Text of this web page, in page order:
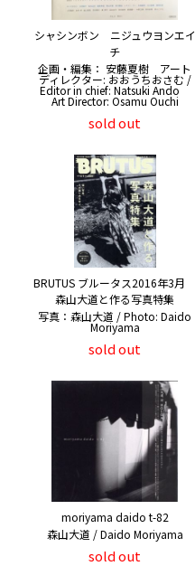
シャシンボン ニジュウヨンエイ
チ
企画・編集： 安藤夏樹 アート
ディレクター: おおうちおさむ /
Editor in chief: Natsuki Ando
Art Director: Osamu Ouchi
sold out
BRUTUS ブルータス2016年3月
森山大道と作る写真特集
写真：森山大道 / Photo: Daido
Moriyama
sold out
moriyama daido t-82
森山大道 / Daido Moriyama
sold out